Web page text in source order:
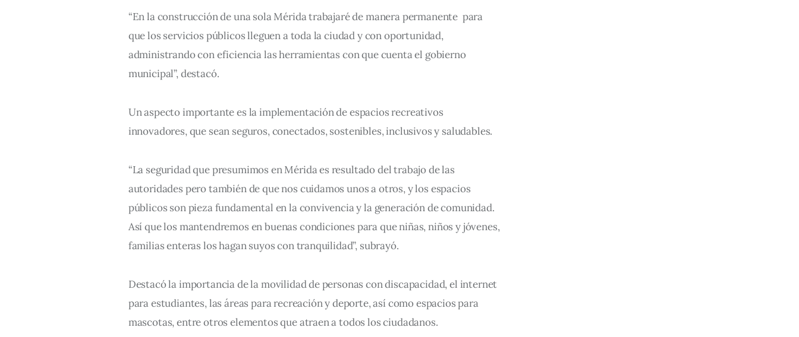
“En la construcción de una sola Mérida trabajaré de manera permanente  para
que los servicios públicos lleguen a toda la ciudad y con oportunidad,
administrando con eficiencia las herramientas con que cuenta el gobierno
municipal”, destacó.
Un aspecto importante es la implementación de espacios recreativos
innovadores, que sean seguros, conectados, sostenibles, inclusivos y saludables.
“La seguridad que presumimos en Mérida es resultado del trabajo de las
autoridades pero también de que nos cuidamos unos a otros, y los espacios
públicos son pieza fundamental en la convivencia y la generación de comunidad.
Así que los mantendremos en buenas condiciones para que niñas, niños y jóvenes,
familias enteras los hagan suyos con tranquilidad”, subrayó.
Destacó la importancia de la movilidad de personas con discapacidad, el internet
para estudiantes, las áreas para recreación y deporte, así como espacios para
mascotas, entre otros elementos que atraen a todos los ciudadanos.